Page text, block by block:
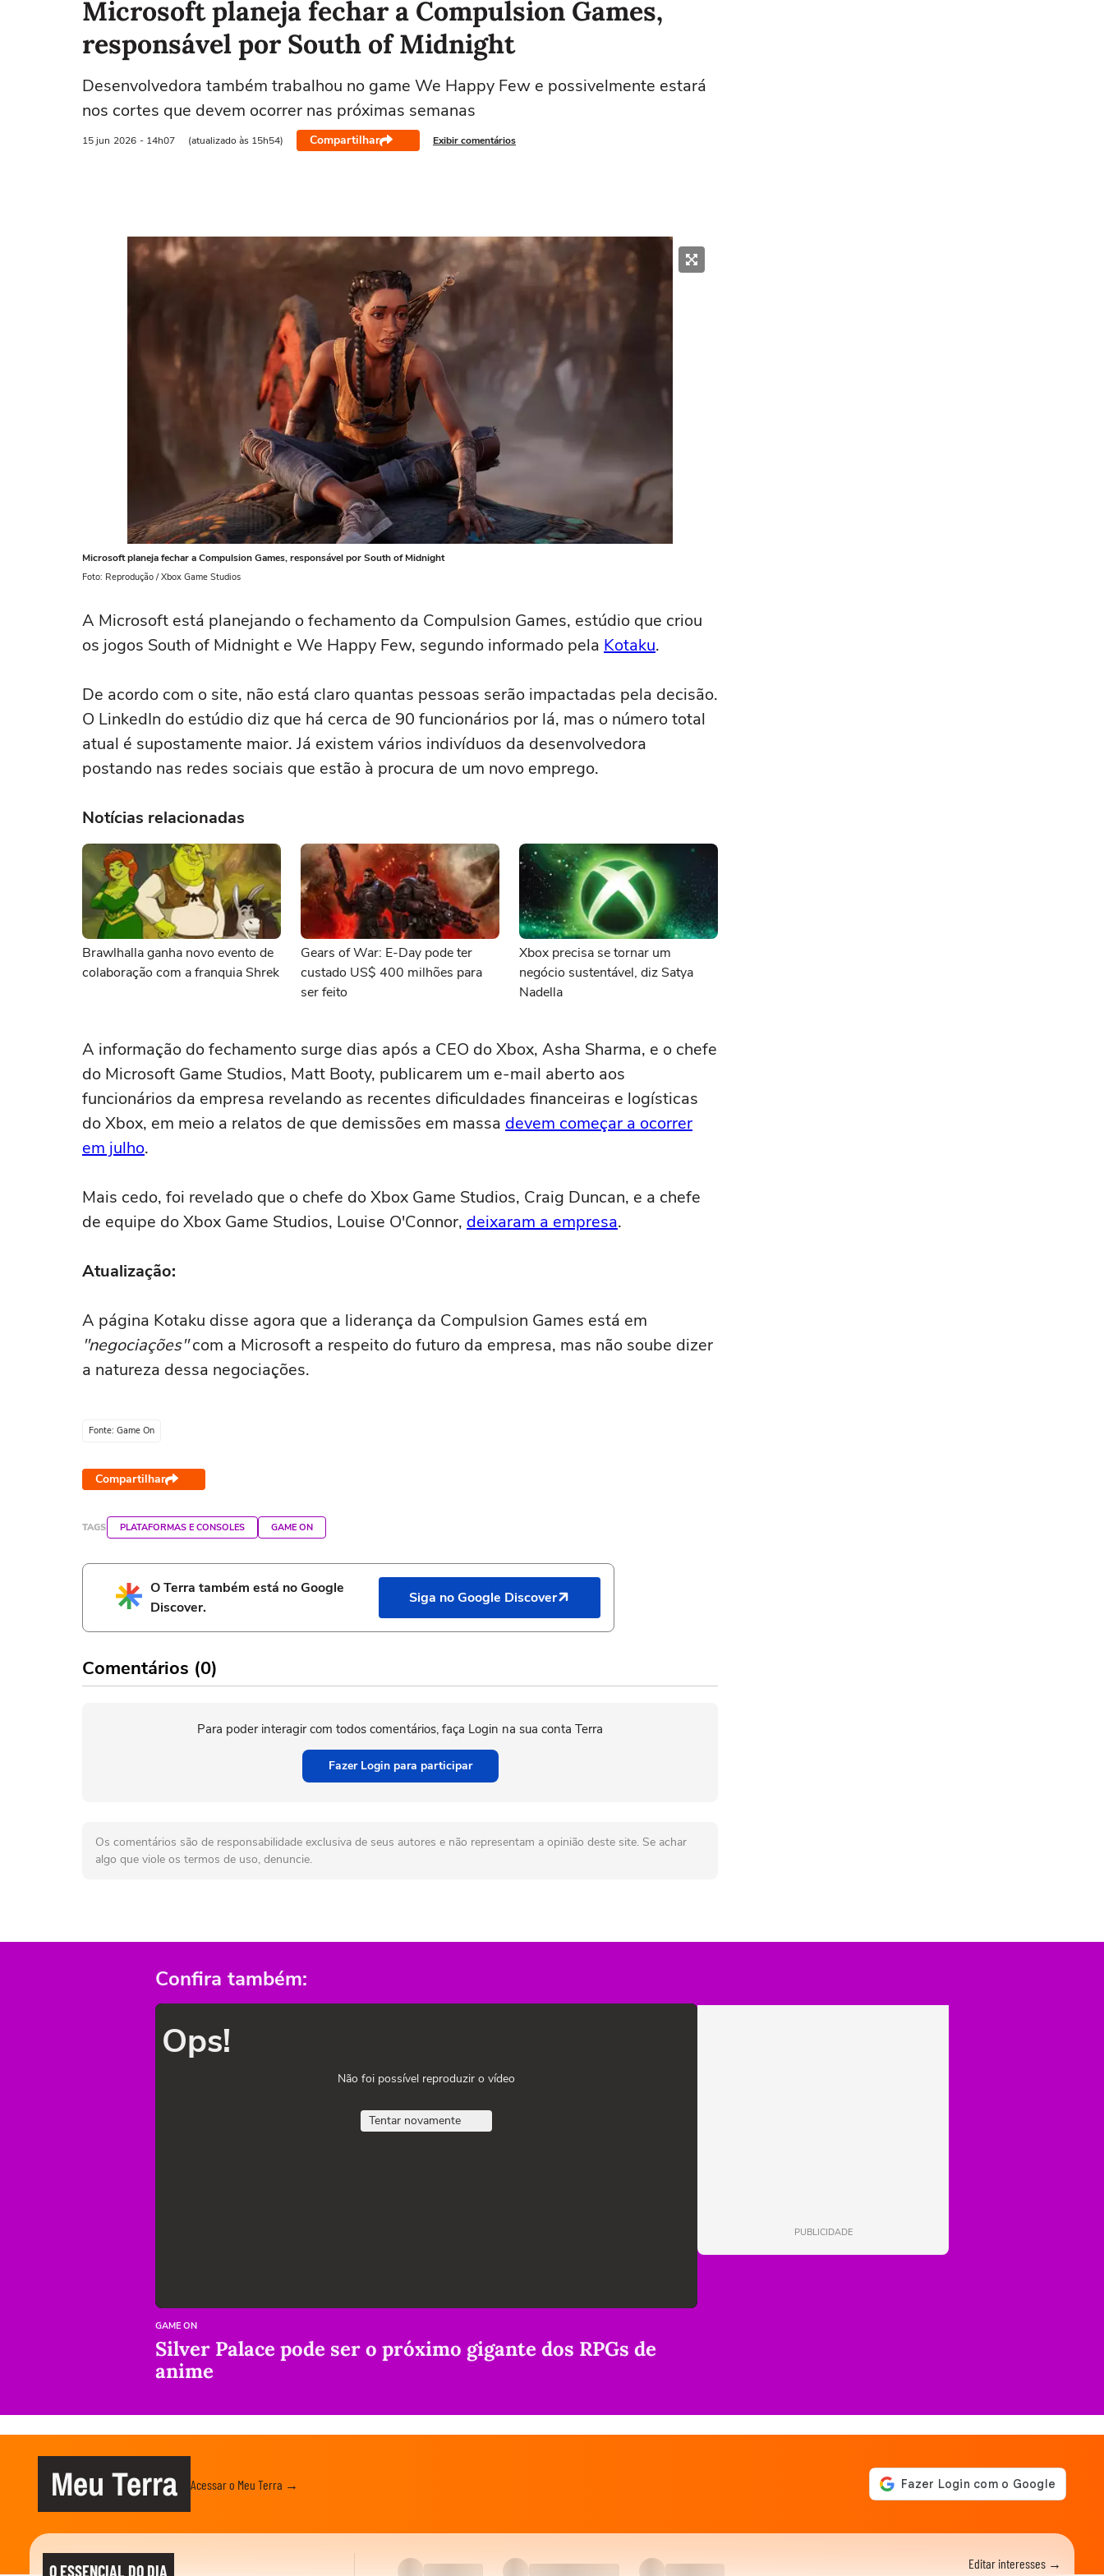
Microsoft planeja fechar a Compulsion Games,
responsável por South of Midnight
Desenvolvedora também trabalhou no game We Happy Few e possivelmente estará
nos cortes que devem ocorrer nas próximas semanas
15 jun 2026 - 14h07 (atualizado às 15h54) Compartilhar Exibir comentários
Microsoft planeja fechar a Compulsion Games, responsável por South of Midnight
Foto: Reprodução / Xbox Game Studios
A Microsoft está planejando o fechamento da Compulsion Games, estúdio que criou
os jogos South of Midnight e We Happy Few, segundo informado pela Kotaku.
De acordo com o site, não está claro quantas pessoas serão impactadas pela decisão.
O LinkedIn do estúdio diz que há cerca de 90 funcionários por lá, mas o número total
atual é supostamente maior. Já existem vários indivíduos da desenvolvedora
postando nas redes sociais que estão à procura de um novo emprego.
Notícias relacionadas
Brawlhalla ganha novo evento de
colaboração com a franquia Shrek
Gears of War: E-Day pode ter
custado US$ 400 milhões para
ser feito
Xbox precisa se tornar um
negócio sustentável, diz Satya
Nadella
A informação do fechamento surge dias após a CEO do Xbox, Asha Sharma, e o chefe
do Microsoft Game Studios, Matt Booty, publicarem um e-mail aberto aos
funcionários da empresa revelando as recentes dificuldades financeiras e logísticas
do Xbox, em meio a relatos de que demissões em massa devem começar a ocorrer
em julho.
Mais cedo, foi revelado que o chefe do Xbox Game Studios, Craig Duncan, e a chefe
de equipe do Xbox Game Studios, Louise O'Connor, deixaram a empresa.
Atualização:
A página Kotaku disse agora que a liderança da Compulsion Games está em
"negociações"com a Microsoft a respeito do futuro da empresa, mas não soube dizer
a natureza dessa negociações.
Fonte: Game On
Compartilhar
TAGS PLATAFORMAS E CONSOLES GAME ON
O Terra também está no Google
Discover.
Siga no Google Discover
Comentários (0)
Para poder interagir com todos comentários, faça Login na sua conta Terra
Fazer Login para participar
Os comentários são de responsabilidade exclusiva de seus autores e não representam a opinião deste site. Se achar
algo que viole os termos de uso, denuncie.
Confira também:
Ops!
Não foi possível reproduzir o vídeo
Tentar novamente
GAME ON
Silver Palace pode ser o próximo gigante dos RPGs de
anime
PUBLICIDADE
Meu Terra Acessar o Meu Terra →
O ESSENCIAL DO DIA Editar interesses →